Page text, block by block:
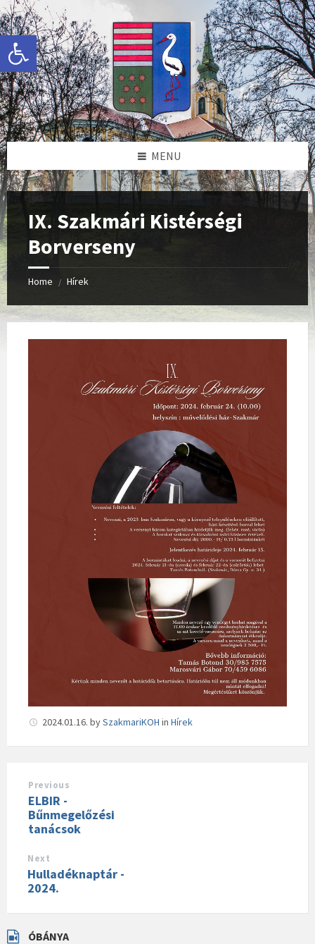
Eszköztár megnyitása
Skip
to
content
Skip
to
left
sidebar
Skip
to
right
sidebar
Skip
to
footer
MENU
IX. Szakmári Kistérségi
Borverseny
Home / Hírek
2024.01.16. bySzakmariKOH in Hírek
Previous
ELBIR -
Bűnmegelőzési
tanácsok
Next
Hulladéknaptár -
2024.
ÓBÁNYA